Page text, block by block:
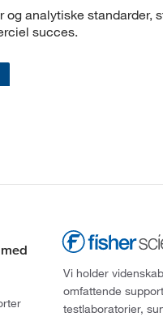
analytiske standarder,
succes.
Vi holder
omfattende
testlaboratorier,